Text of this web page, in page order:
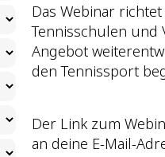
Das Webinar
Tennisschulen und
Angebot
den Tennissport
Der Link zum
an deine E-Mail-